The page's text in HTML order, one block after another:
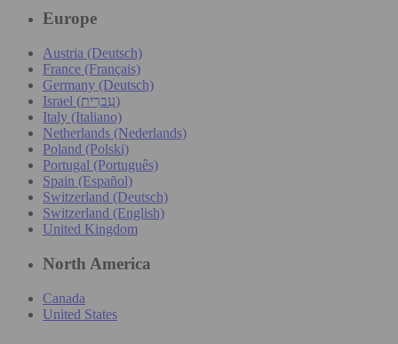
Europe
Austria (Deutsch)
France (Français)
Germany (Deutsch)
Israel (עִברִית)
Italy (Italiano)
Netherlands (Nederlands)
Poland (Polski)
Portugal (Português)
Spain (Español)
Switzerland (Deutsch)
Switzerland (English)
United Kingdom
North America
Canada
United States